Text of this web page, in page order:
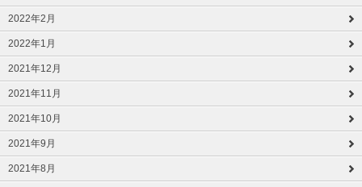
2022年2月
2022年1月
2021年12月
2021年11月
2021年10月
2021年9月
2021年8月